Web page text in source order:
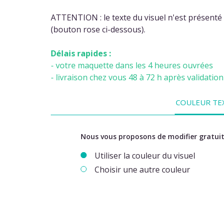
ATTENTION : le texte du visuel n'est
(bouton rose ci-dessous).
Délais rapides :
- votre maquette dans les 4 heures ouvrées
- livraison chez vous 48 à 72 h après
COULEUR
Nous vous proposons de modifier
Utiliser la couleur du visuel
Choisir une autre couleur